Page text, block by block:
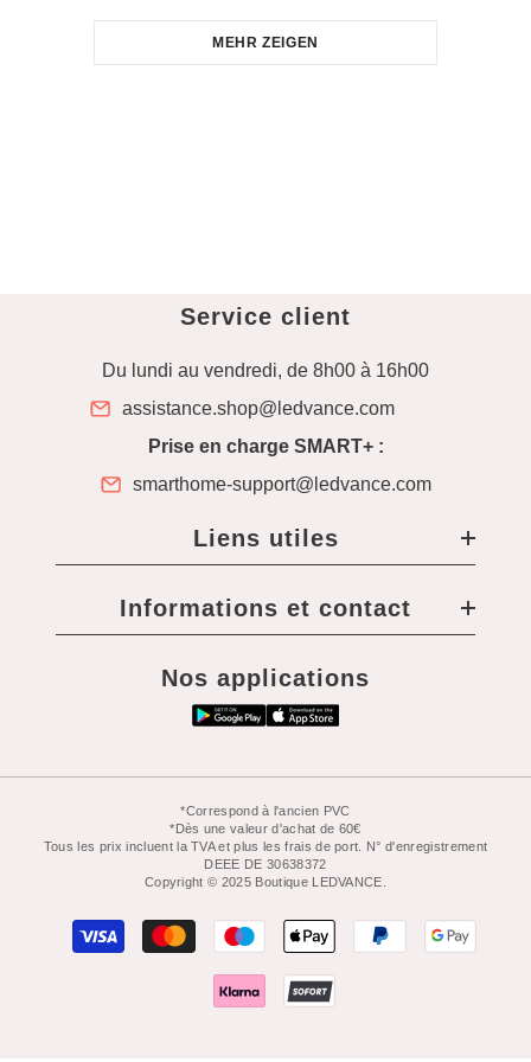
MEHR ZEIGEN
Service client
Du lundi au vendredi, de 8h00 à 16h00
assistance.shop@ledvance.com
Prise en charge SMART+ :
smarthome-support@ledvance.com
Liens utiles
Informations et contact
Nos applications
*Correspond à l'ancien PVC
*Dès une valeur d'achat de 60€
Tous les prix incluent la TVA et plus les frais de port. N° d'enregistrement
DEEE DE 30638372
Copyright © 2025 Boutique LEDVANCE.
Moyens
paiement